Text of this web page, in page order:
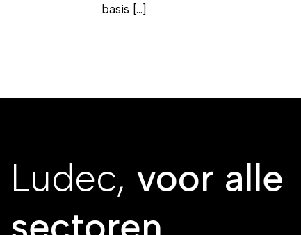
basis [...]
Ludec, voor alle